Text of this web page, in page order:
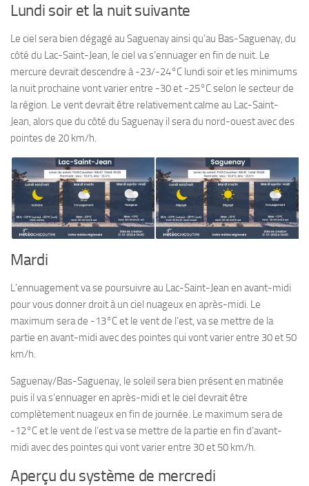
Lundi soir et la nuit suivante
Le ciel sera bien dégagé au Saguenay ainsi qu’au Bas-Saguenay, du
côté du Lac-Saint-Jean, le ciel va s’ennuager en fin de nuit. Le
mercure devrait descendre à -23/-24°C lundi soir et les minimums
la nuit prochaine vont varier entre -30 et -25°C selon le secteur de
la région. Le vent devrait être relativement calme au Lac-Saint-
Jean, alors que du côté du Saguenay il sera du nord-ouest avec des
pointes de 20 km/h.
Mardi
L’ennuagement va se poursuivre au Lac-Saint-Jean en avant-midi
pour vous donner droit à un ciel nuageux en après-midi. Le
maximum sera de -13°C et le vent de l’est, va se mettre de la
partie en avant-midi avec des pointes qui vont varier entre 30 et 50
km/h.
Saguenay/Bas-Saguenay, le soleil sera bien présent en matinée
puis il va s’ennuager en après-midi et le ciel devrait être
complètement nuageux en fin de journée. Le maximum sera de
-12°C et le vent de l’est va se mettre de la partie en fin d’avant-
midi avec des pointes qui vont varier entre 30 et 50 km/h.
Aperçu du système de mercredi